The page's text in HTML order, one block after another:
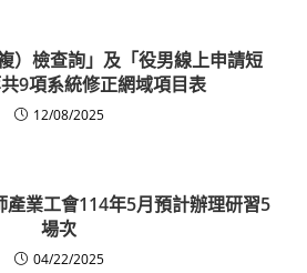
）檢查詢」及「役男線上申請短
9項系統修正網域項目表
12/08/2025
產業工會114年5月預計辦理研習5
場次
04/22/2025